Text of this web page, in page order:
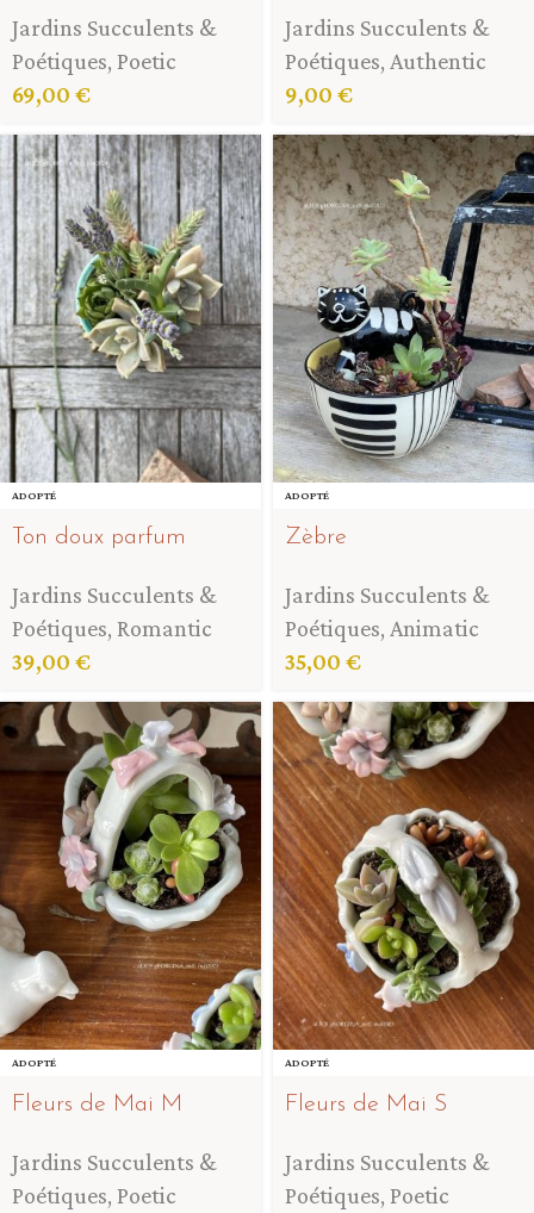
Jardins Succulents &
Poétiques, Poetic
69,00 €
Jardins Succulents &
Poétiques, Authentic
9,00 €
ADOPTÉ
Ton doux parfum
Jardins Succulents &
Poétiques, Romantic
39,00 €
ADOPTÉ
Zèbre
Jardins Succulents &
Poétiques, Animatic
35,00 €
ADOPTÉ
Fleurs de Mai M
Jardins Succulents &
Poétiques, Poetic
ADOPTÉ
Fleurs de Mai S
Jardins Succulents &
Poétiques, Poetic